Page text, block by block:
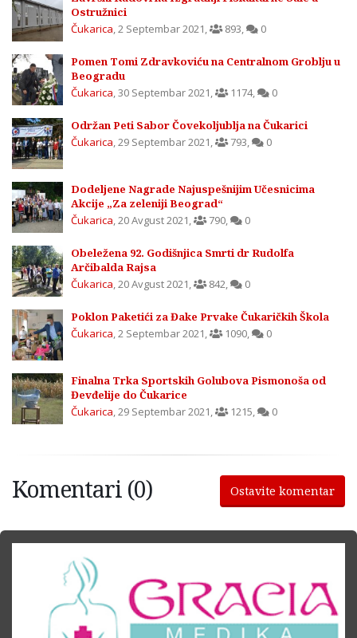
Ostružnici
Čukarica,2 Septembar 2021, 893, 0
Pomen Tomi Zdravkoviću na Centralnom Groblju u
Beogradu
Čukarica,30 Septembar 2021, 1174, 0
Održan Peti Sabor Čovekoljublja na Čukarici
Čukarica,29 Septembar 2021, 793, 0
Dodeljene Nagrade Najuspešnijim Učesnicima
Akcije „Za zeleniji Beograd“
Čukarica,20 Avgust 2021, 790, 0
Obeležena 92. Godišnjica Smrti dr Rudolfa
Arčibalda Rajsa
Čukarica,20 Avgust 2021, 842, 0
Poklon Paketići za Đake Prvake Čukaričkih Škola
Čukarica,2 Septembar 2021, 1090, 0
Finalna Trka Sportskih Golubova Pismonoša od
Đevđelije do Čukarice
Čukarica,29 Septembar 2021, 1215, 0
Komentari (0) Ostavite komentar